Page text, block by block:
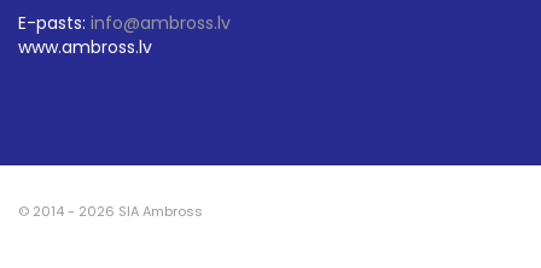
E-pasts: info@ambross.lv
www.ambross.lv
© 2014 - 2026 SIA Ambross